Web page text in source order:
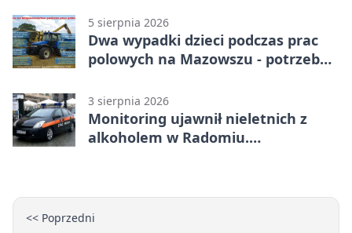
5 sierpnia 2026
Dwa wypadki dzieci podczas prac
polowych na Mazowszu - potrzebna
3 sierpnia 2026
Monitoring ujawnił nieletnich z
alkoholem w Radomiu.
<< Poprzedni